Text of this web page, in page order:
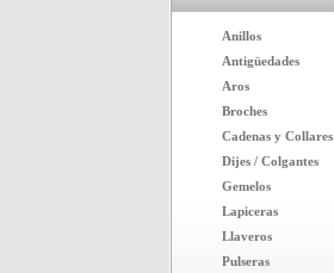
Anillos
Antigüedades
Aros
Broches
Cadenas y Collares
Dijes / Colgantes
Gemelos
Lapiceras
Llaveros
Pulseras